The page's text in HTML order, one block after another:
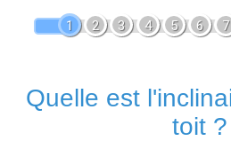
1 2 3 4 5 6 7
Quelle est
toit ?